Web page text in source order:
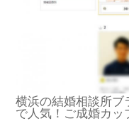
横浜の結婚相談所ブ
で人気！ご成婚カッ